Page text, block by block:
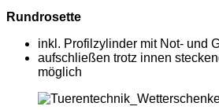
Rundrosette
inkl. Profilzylinder mit Not- und
aufschließen trotz innen
möglich